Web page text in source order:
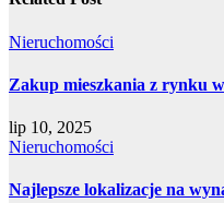
Nieruchomości
Zakup mieszkania z rynku
lip 10, 2025
Nieruchomości
Najlepsze lokalizacje na